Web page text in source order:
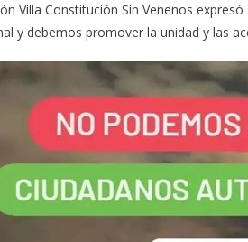
Villa Constitución Sin Venenos
y debemos promover la unidad y las